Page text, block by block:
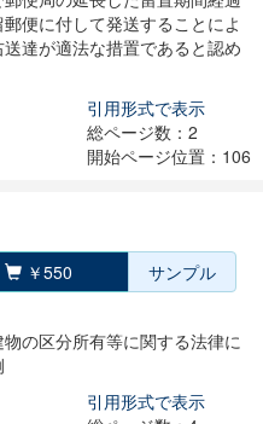
便に付して発送することによ
達が適法な措置であると認め
引用形式で表示
総ページ数：2
開始ページ位置：106
￥550 サンプル
の区分所有等に関する法律に
引用形式で表示